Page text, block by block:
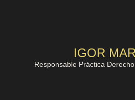
IGOR
Responsable Práctica